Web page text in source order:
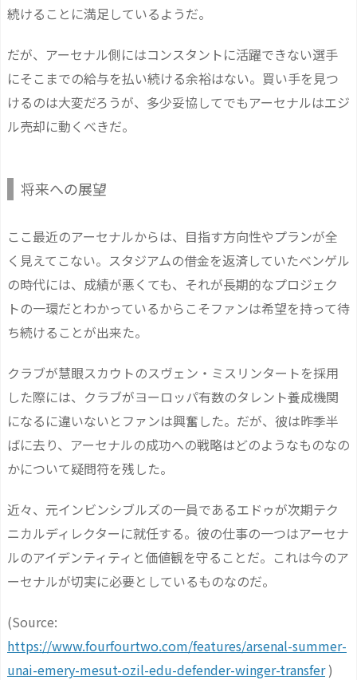
続けることに満足しているようだ。
だが、アーセナル側にはコンスタントに活躍できない選手
にそこまでの給与を払い続ける余裕はない。買い手を見つ
けるのは大変だろうが、多少妥協してでもアーセナルはエジ
ル売却に動くべきだ。
将来への展望
ここ最近のアーセナルからは、目指す方向性やプランが全
く見えてこない。スタジアムの借金を返済していたベンゲル
の時代には、成績が悪くても、それが長期的なプロジェク
トの一環だとわかっているからこそファンは希望を持って待
ち続けることが出来た。
クラブが慧眼スカウトのスヴェン・ミスリンタートを採用
した際には、クラブがヨーロッパ有数のタレント養成機関
になるに違いないとファンは興奮した。だが、彼は昨季半
ばに去り、アーセナルの成功への戦略はどのようなものなの
かについて疑問符を残した。
近々、元インビンシブルズの一員であるエドゥが次期テク
ニカルディレクターに就任する。彼の仕事の一つはアーセナ
ルのアイデンティティと価値観を守ることだ。これは今のア
ーセナルが切実に必要としているものなのだ。
(Source:
https://www.fourfourtwo.com/features/arsenal-summer-
unai-emery-mesut-ozil-edu-defender-winger-transfer)